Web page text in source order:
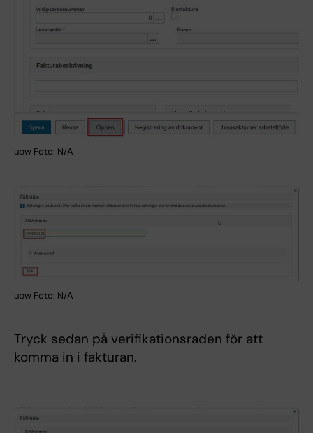
ubw Foto: N/A
ubw Foto: N/A
Tryck sedan på verifikationsraden för att
komma in i fakturan.